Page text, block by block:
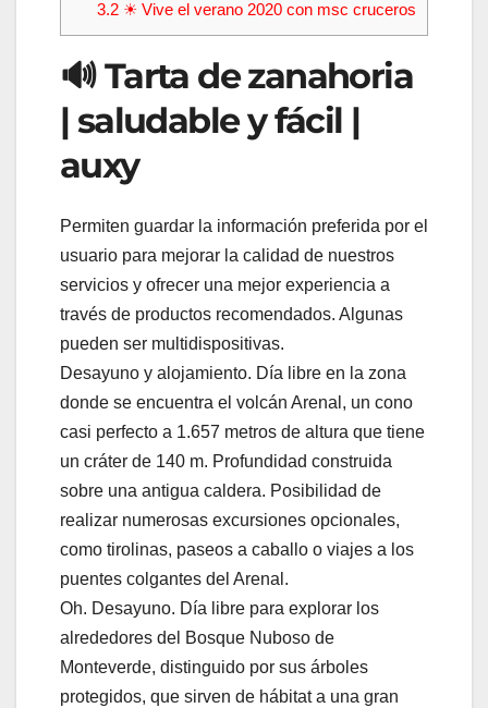
3.2☀ Vive el verano 2020 con msc cruceros
🔊 Tarta de zanahoria
| saludable y fácil |
auxy
Permiten guardar la información preferida por el
usuario para mejorar la calidad de nuestros
servicios y ofrecer una mejor experiencia a
través de productos recomendados. Algunas
pueden ser multidispositivas.
Desayuno y alojamiento. Día libre en la zona
donde se encuentra el volcán Arenal, un cono
casi perfecto a 1.657 metros de altura que tiene
un cráter de 140 m. Profundidad construida
sobre una antigua caldera. Posibilidad de
realizar numerosas excursiones opcionales,
como tirolinas, paseos a caballo o viajes a los
puentes colgantes del Arenal.
Oh. Desayuno. Día libre para explorar los
alrededores del Bosque Nuboso de
Monteverde, distinguido por sus árboles
protegidos, que sirven de hábitat a una gran